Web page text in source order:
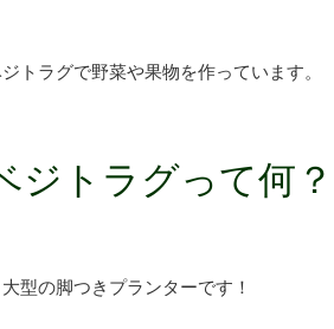
トラグで野菜や果物を作っています。
ジトラグって何？
型の脚つきプランターです！